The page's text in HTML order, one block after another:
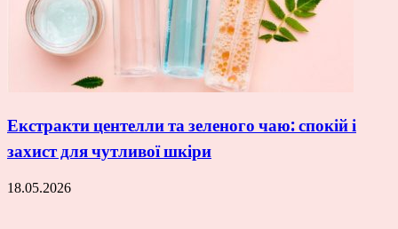
Екстракти центелли та зеленого чаю: спокій і
захист для чутливої шкіри
18.05.2026